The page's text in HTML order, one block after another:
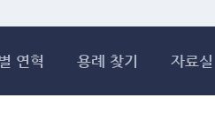
연혁 용례 찾기 자료실